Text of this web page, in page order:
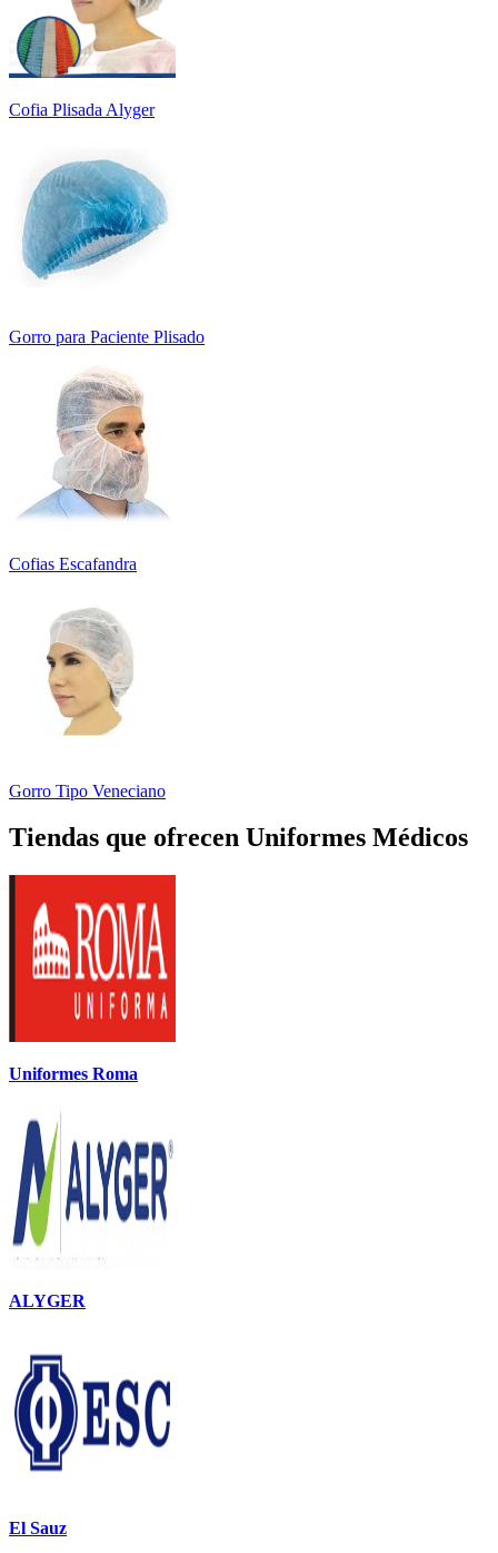
Cofia Plisada Alyger
Gorro para Paciente Plisado
Cofias Escafandra
Gorro Tipo Veneciano
Tiendas que ofrecen Uniformes Médicos
Uniformes Roma
ALYGER
El Sauz